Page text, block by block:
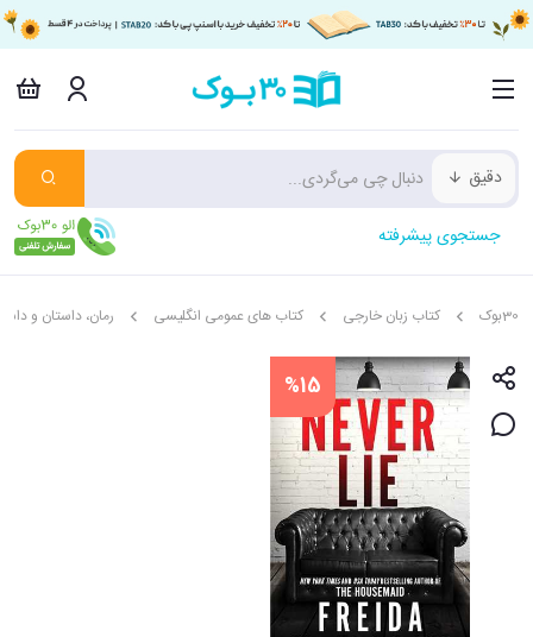
دقیق
جستجوی پیشرفته
30بوک کتاب زبان خارجی کتاب های عمومی انگلیسی رمان، داستان و
%15